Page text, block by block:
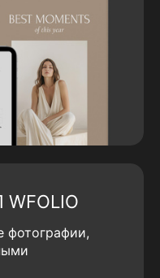
фотографии,